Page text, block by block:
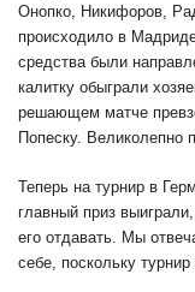
Онопко, Никифоров,
происходило в
средства были
калитку обыграли
решающем матче
Попеску. Великолепно
Теперь на турнир в
главный приз
его отдавать. Мы
себе, поскольку